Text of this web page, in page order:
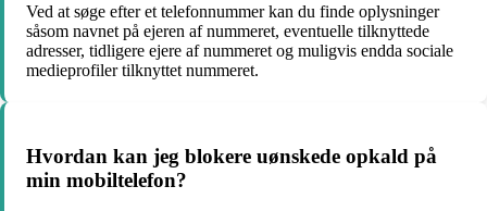
Ved at søge efter et telefonnummer kan du finde oplysninger
såsom navnet på ejeren af nummeret, eventuelle tilknyttede
adresser, tidligere ejere af nummeret og muligvis endda sociale
medieprofiler tilknyttet nummeret.
Hvordan kan jeg blokere uønskede opkald på
min mobiltelefon?